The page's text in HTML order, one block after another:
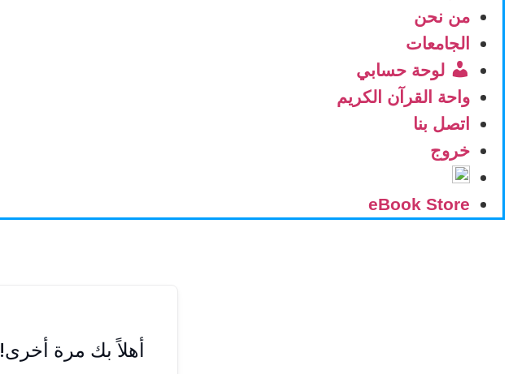
من نحن
الجامعات
لوحة حسابي
واحة القرآن الكريم
اتصل بنا
خروج
eBook Store
أهلاً بك مرة أخرى!